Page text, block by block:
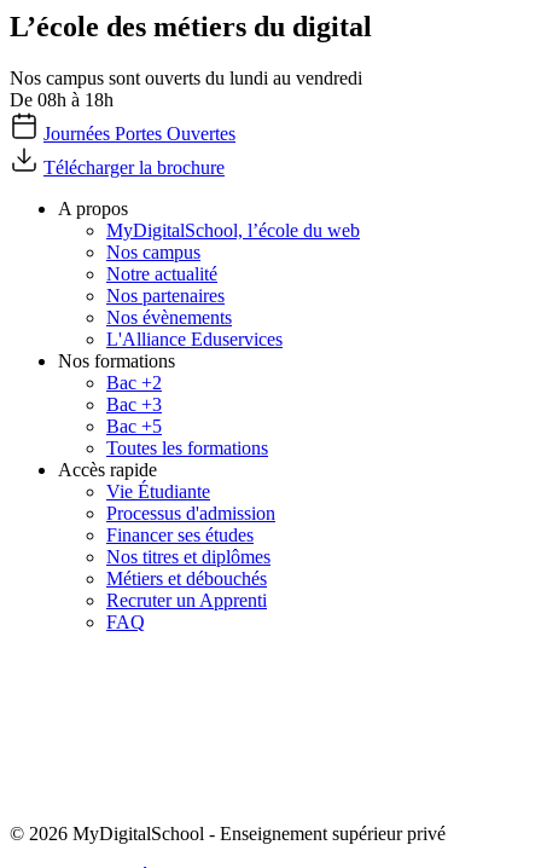
L’école des métiers du digital
Nos campus sont ouverts du lundi au vendredi
De 08h à 18h
Journées Portes Ouvertes
Télécharger la brochure
A propos
MyDigitalSchool, l’école du web
Nos campus
Notre actualité
Nos partenaires
Nos évènements
L'Alliance Eduservices
Nos formations
Bac +2
Bac +3
Bac +5
Toutes les formations
Accès rapide
Vie Étudiante
Processus d'admission
Financer ses études
Nos titres et diplômes
Métiers et débouchés
Recruter un Apprenti
FAQ
© 2026 MyDigitalSchool - Enseignement supérieur privé